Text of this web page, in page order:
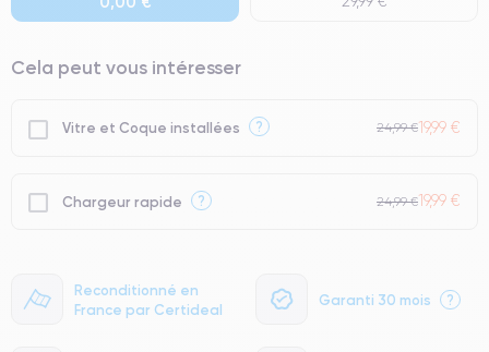
Reconditionné en
France par Certideal
Garanti 30 mois ?
Cela peut vous intéresser
Vitre et Coque installées ? 24,99 €19,99 €
Chargeur rapide ? 24,99 €19,99 €